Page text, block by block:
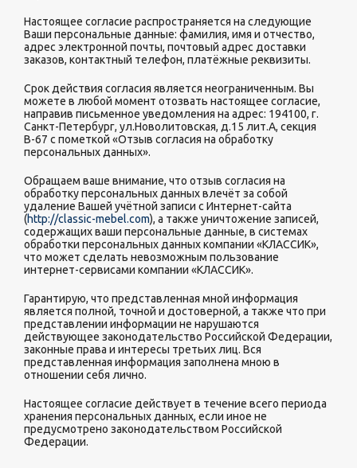
Настоящее согласие распространяется на следующие
Ваши персональные данные: фамилия, имя и отчество,
адрес электронной почты, почтовый адрес доставки
заказов, контактный телефон, платёжные реквизиты.
Срок действия согласия является неограниченным. Вы
можете в любой момент отозвать настоящее согласие,
направив письменное уведомления на адрес: 194100, г.
Санкт-Петербург, ул.Новолитовская, д.15 лит.А, секция
В-67 с пометкой «Отзыв согласия на обработку
персональных данных».
Обращаем ваше внимание, что отзыв согласия на
обработку персональных данных влечёт за собой
удаление Вашей учётной записи с Интернет-сайта
(http://classic-mebel.com), а также уничтожение записей,
содержащих ваши персональные данные, в системах
обработки персональных данных компании «КЛАССИК»,
что может сделать невозможным пользование
интернет-сервисами компании «КЛАССИК».
Гарантирую, что представленная мной информация
является полной, точной и достоверной, а также что при
представлении информации не нарушаются
действующее законодательство Российской Федерации,
законные права и интересы третьих лиц. Вся
представленная информация заполнена мною в
отношении себя лично.
Настоящее согласие действует в течение всего периода
хранения персональных данных, если иное не
предусмотрено законодательством Российской
Федерации.